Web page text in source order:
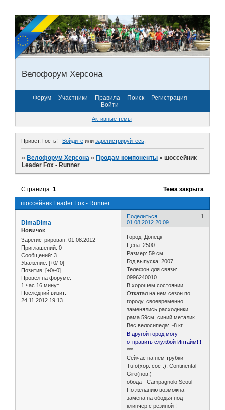
Велофорум Херсона
Форум Участники Правила Поиск
Регистрация
Войти
Активные темы
Привет, Гость! Войдитеили зарегистрируйтесь.
»Велофорум Херсона »Продам компоненты »шоссейник
Leader Fox - Runner
шоссейник Leader Fox - Runner
Страница:1 Тема закрыта
Поделиться
1
01.08.2012 20:09
DimaDima
Новичок
Зарегистрирован: 01.08.2012
Приглашений: 0
Сообщений: 3
Уважение: [+0/-0]
Позитив: [+0/-0]
Провел на форуме:
1 час 16 минут
Последний визит:
24.11.2012 19:13
Город: Донецк
Цена: 2500
Размер: 59 см.
Год выпуска: 2007
Телефон для связи:
0996240010
В хорошем состоянии.
Откатал на нем сезон по
городу, своевременно
заменялись расходники.
рама 59см, синий металик
Вес велосипеда: ~8 кг
В другой город могу
отправить службой Интайм!!!
***
Сейчас на нем трубки -
Tufo(хор. сост.), Continental
Giro(нов.)
обода - Campagnolo Seoul
По желанию возможна
замена на ободья под
клинчер с резиной !